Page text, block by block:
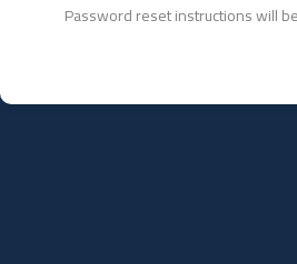
Password reset instructions will